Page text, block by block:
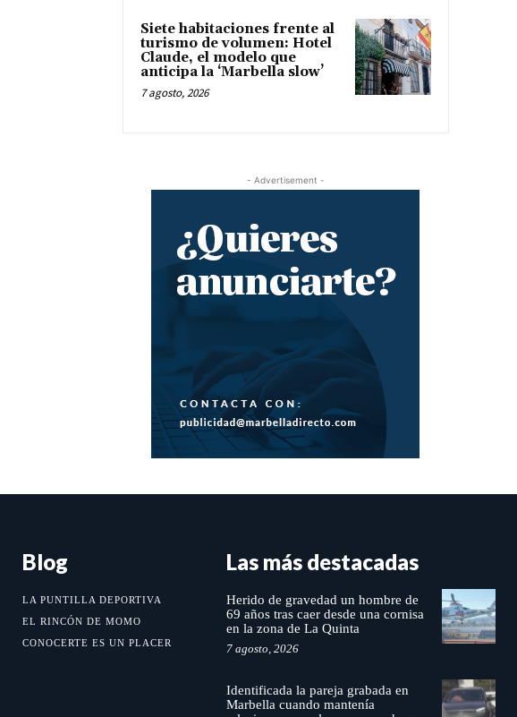
Siete habitaciones frente al
turismo de volumen: Hotel
Claude, el modelo que
anticipa la ‘Marbella slow’
7 agosto, 2026
- Advertisement -
Blog
LA PUNTILLA DEPORTIVA
EL RINCÓN DE MOMO
CONOCERTE ES UN PLACER
Las más destacadas
Herido de gravedad un hombre de
69 años tras caer desde una cornisa
en la zona de La Quinta
7 agosto, 2026
Identificada la pareja grabada en
Marbella cuando mantenía